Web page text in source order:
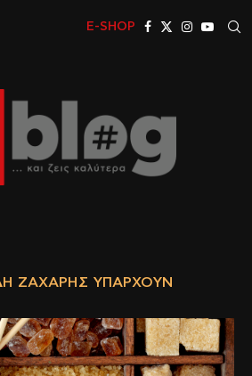
E-SHOP
ΖΆΧΑΡΗΣ ΥΠΆΡΧΟΥΝ